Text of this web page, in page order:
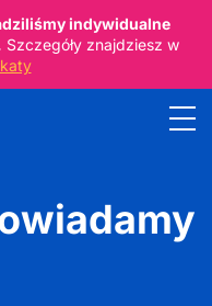
indywidualne
Szczegóły znajdziesz w